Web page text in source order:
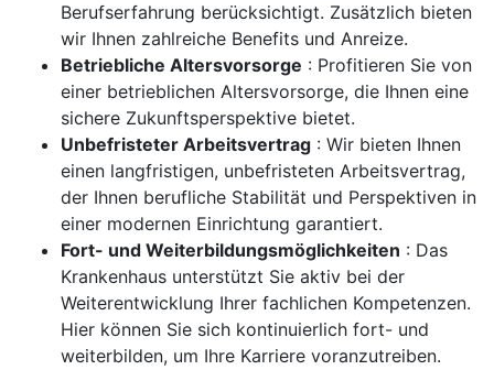
Berufserfahrung berücksichtigt. Zusätzlich bieten
wir Ihnen zahlreiche Benefits und Anreize.
Betriebliche Altersvorsorge : Profitieren Sie von
einer betrieblichen Altersvorsorge, die Ihnen eine
sichere Zukunftsperspektive bietet.
Unbefristeter Arbeitsvertrag : Wir bieten Ihnen
einen langfristigen, unbefristeten Arbeitsvertrag,
der Ihnen berufliche Stabilität und Perspektiven in
einer modernen Einrichtung garantiert.
Fort- und Weiterbildungsmöglichkeiten : Das
Krankenhaus unterstützt Sie aktiv bei der
Weiterentwicklung Ihrer fachlichen Kompetenzen.
Hier können Sie sich kontinuierlich fort- und
weiterbilden, um Ihre Karriere voranzutreiben.